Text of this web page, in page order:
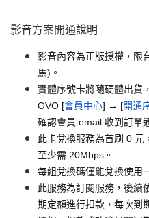
影音方案開通說明
影音內容為正版授權，限
馬)。
實體序號卡將隨硬體出貨
OVO [會員中心] → [開通
確認會員 email 收到訂單
此卡兌換服務為首刷 0 元
至少需 20Mbps。
每組兌換碼僅能兌換使用
此服務為訂閱服務，後續
期定額進行扣款，每次到